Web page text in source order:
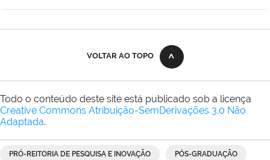
VOLTAR AO TOPO
Todo o conteúdo deste site está publicado sob a licença
Creative Commons Atribuição-SemDerivações 3.0 Não
Adaptada.
PRÓ-REITORIA DE PESQUISA E INOVAÇÃO PÓS-GRADUAÇÃO